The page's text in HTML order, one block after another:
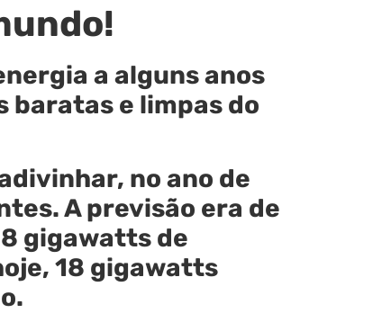
a alguns anos
baratas e limpas do
no ano de
A previsão era de
gigawatts de
18 gigawatts